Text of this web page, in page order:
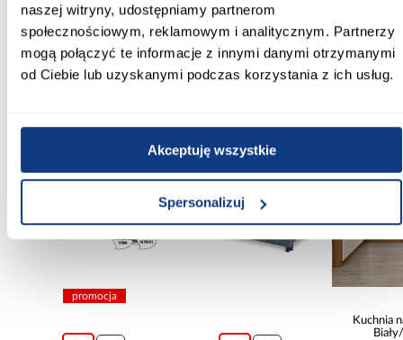
naszej witryny, udostępniamy partnerom
społecznościowym, reklamowym i analitycznym. Partnerzy
mogą połączyć te informacje z innymi danymi otrzymanymi
od Ciebie lub uzyskanymi podczas korzystania z ich usług.
Akceptuję wszystkie
Spersonalizuj
Zobacz więcej >
promocja
PORÓWNAJ
Kuchnia